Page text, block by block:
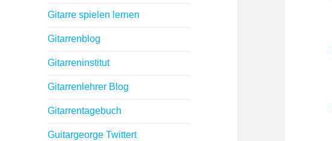
Gitarre spielen lernen
Gitarrenblog
Gitarreninstitut
Gitarrenlehrer Blog
Gitarrentagebuch
Guitargeorge Twittert